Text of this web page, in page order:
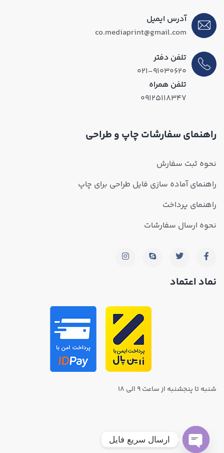
آدرس ایمیل
co.mediaprint@gmail.com
تلفن دفتر
۰۲۱-۹۱۰۳۰۶۲۰
تلفن همراه
۰۹۱۲۵۱۱۸۳۴۷
راهنمای سفارشات چاپ و طراحی
نحوه ثبت سفارش
راهنمای آماده سازی فایل طراحی برای چاپ
راهنمای پرداخت
نحوه ارسال سفارشات
نماد اعتماد
شنبه تا پنجشنبه از ساعت ۹ الی ۱۸
ارسال سریع فایل